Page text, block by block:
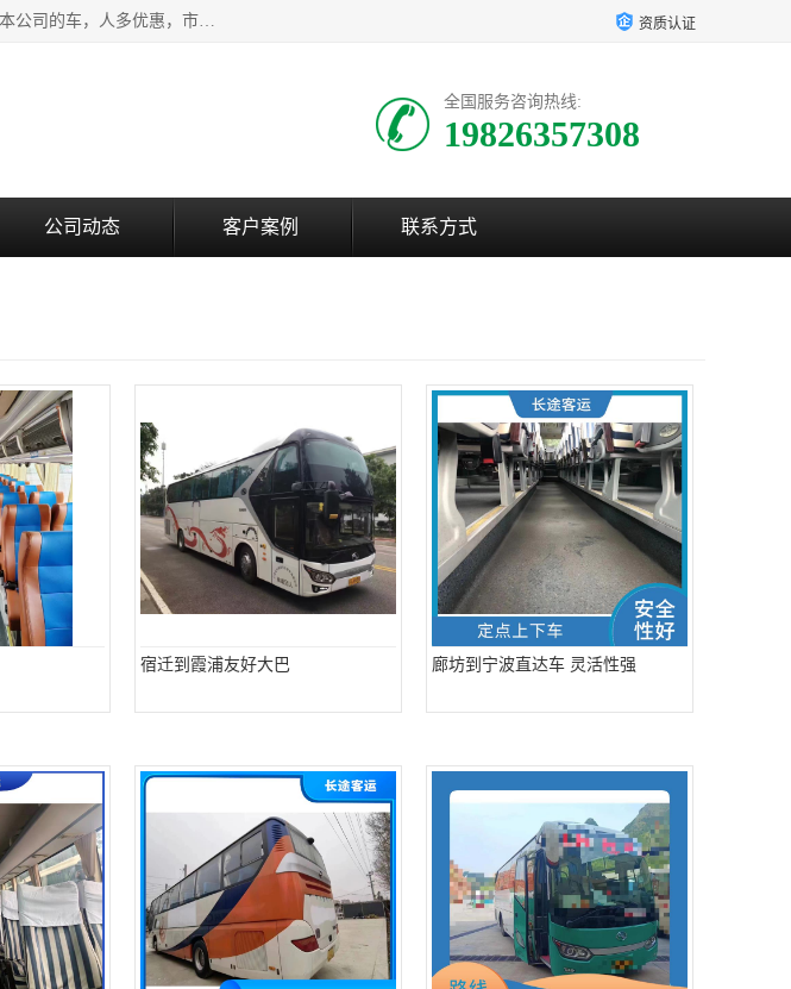
江阴澄江街道宠之旅宠物服务部主营北京到全国各地豪华大巴宠物托运，小件托运。 欢迎大家乘坐本公司的车，人多优惠，市内接送，申请货物运输。 车内冷暖空调欢迎乘坐，欢迎来电咨询 资质认证
全国服务咨询热线:
19826357308
公司动态 客户案例 联系方式
宿迁到霞浦友好大巴 廊坊到宁波直达车 灵活性强